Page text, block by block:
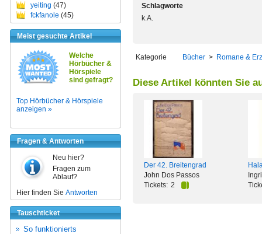
yeiting (47)
fckfanole (45)
Meist gesuchte Artikel
Welche
Hörbücher &
Hörspiele
sind gefragt?
Top Hörbücher & Hörspiele
anzeigen »
Fragen & Antworten
Neu hier?
Fragen zum
Ablauf?
Hier finden Sie Antworten
Tauschticket
So funktionierts
Schlagworte
k.A.
Kategorie Bücher > Romane &
Diese Artikel könnten Sie
Der 42. Breitengrad
John Dos Passos
Tickets: 2